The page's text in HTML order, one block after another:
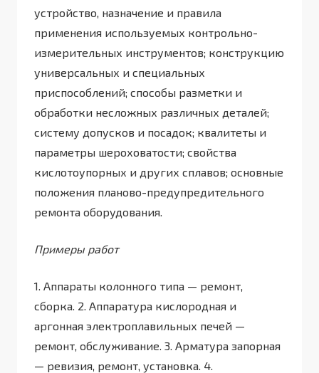
устройство, назначение и правила
применения используемых контрольно-
измерительных инструментов; конструкцию
универсальных и специальных
приспособлений; способы разметки и
обработки несложных различных деталей;
систему допусков и посадок; квалитеты и
параметры шероховатости; свойства
кислотоупорных и других сплавов; основные
положения планово-предупредительного
ремонта оборудования.
Примеры работ
1. Аппараты колонного типа — ремонт,
сборка. 2. Аппаратура кислородная и
аргонная электроплавильных печей —
ремонт, обслуживание. 3. Арматура запорная
— ревизия, ремонт, установка. 4.